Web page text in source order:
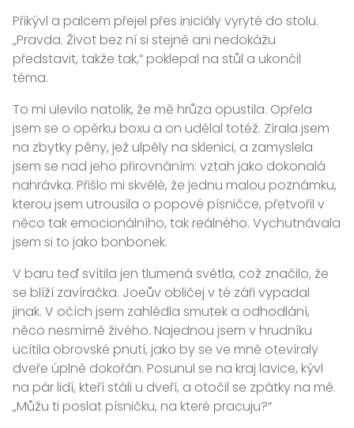
Přikývl a palcem přejel přes iniciály vyryté do stolu.
„Pravda. Život bez ní si stejně ani nedokážu
představit, takže tak,“ poklepal na stůl a ukončil
téma.
To mi ulevilo natolik, že mě hrůza opustila. Opřela
jsem se o opěrku boxu a on udělal totéž. Zírala jsem
na zbytky pěny, jež ulpěly na sklenici, a zamyslela
jsem se nad jeho přirovnáním: vztah jako dokonalá
nahrávka. Přišlo mi skvělé, že jednu malou poznámku,
kterou jsem utrousila o popové písničce, přetvořil v
něco tak emocionálního, tak reálného. Vychutnávala
jsem si to jako bonbonek.
V baru teď svítila jen tlumená světla, což značilo, že
se blíží zavíračka. Joeův obličej v té záři vypadal
jinak. V očích jsem zahlédla smutek a odhodlání,
něco nesmírně živého. Najednou jsem v hrudníku
ucítila obrovské pnutí, jako by se ve mně otevíraly
dveře úplně dokořán. Posunul se na kraj lavice, kývl
na pár lidí, kteří stáli u dveří, a otočil se zpátky na mě.
„Můžu ti poslat písničku, na které pracuju?“